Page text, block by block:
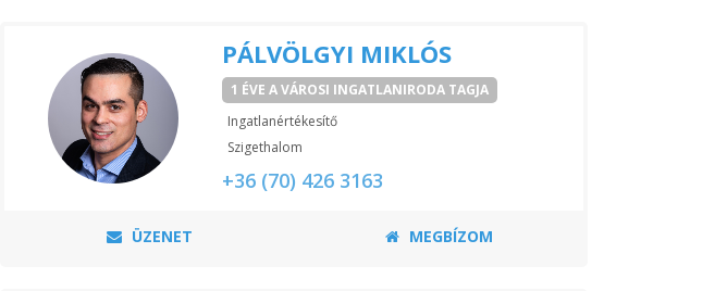
PÁLVÖLGYI MIKLÓS
1 ÉVE A VÁROSI INGATLANIRODA TAGJA
Ingatlanértékesítő
Szigethalom
+36 (70) 426 3163
ÜZENET MEGBÍZOM